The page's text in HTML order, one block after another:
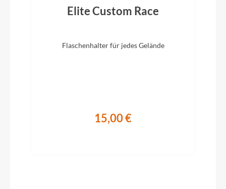
2024
CUBE Alloy Light, QR, 6-Bolt
Elite Custom Race
Flaschenhalter für jedes Gelände
15,00 €